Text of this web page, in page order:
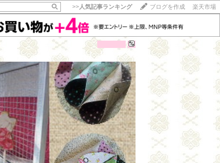
>>人気記事ランキング ブログを作成 楽天市場
【フォローする】 【ログイン】